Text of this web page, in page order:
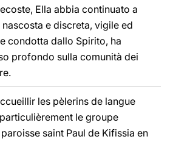
Ella abbia continuato a
e discreta, vigile ed
condotta dallo Spirito, ha
profondo sulla comunità dei
les pèlerins de langue
le groupe
saint Paul de Kifissia en